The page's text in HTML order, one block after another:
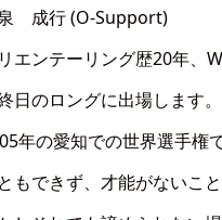
成行 (O-Support)
エンテーリング歴20年、
日のロングに出場します。
年の愛知での世界選手権
もできず、才能がないこ